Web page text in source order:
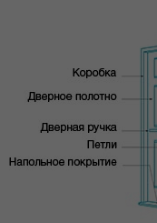
уплотнителем для
форме уплотнителя
Особенности
Щитовые двери
Fibreboard, MDF),
Blocks honeycomb с
износостойкой